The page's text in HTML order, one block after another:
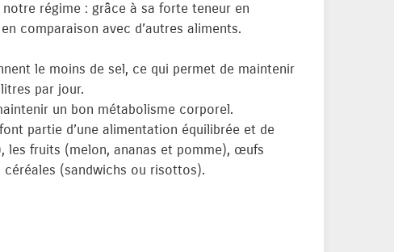
régime : grâce à sa forte teneur en
comparaison avec d’autres aliments.
le moins de sel, ce qui permet de maintenir
par jour.
un bon métabolisme corporel.
partie d’une alimentation équilibrée et de
les fruits (melon, ananas et pomme), œufs
(sandwichs ou risottos).